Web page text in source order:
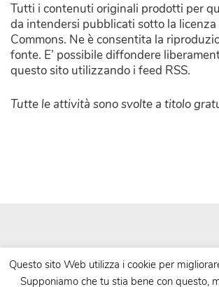
Tutti i contenuti originali prodotti per
da intendersi pubblicati sotto la
Commons. Ne è consentita la
fonte. E’ possibile diffondere
questo sito utilizzando i feed RSS.
Tutte le attività sono svolte a titolo
Questo sito Web utilizza i cookie per
Supponiamo che tu stia bene con questo,